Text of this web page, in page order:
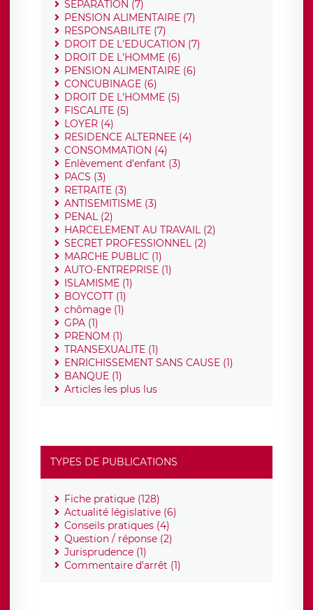
SEPARATION (7)
PENSION ALIMENTAIRE (7)
RESPONSABILITE (7)
DROIT DE L'EDUCATION (7)
DROIT DE L'HOMME (6)
PENSION ALIMENTAIRE (6)
CONCUBINAGE (6)
DROIT DE L'HOMME (5)
FISCALITE (5)
LOYER (4)
RESIDENCE ALTERNEE (4)
CONSOMMATION (4)
Enlèvement d'enfant (3)
PACS (3)
RETRAITE (3)
ANTISEMITISME (3)
PENAL (2)
HARCELEMENT AU TRAVAIL (2)
SECRET PROFESSIONNEL (2)
MARCHE PUBLIC (1)
AUTO-ENTREPRISE (1)
ISLAMISME (1)
BOYCOTT (1)
chômage (1)
GPA (1)
PRENOM (1)
TRANSEXUALITE (1)
ENRICHISSEMENT SANS CAUSE (1)
BANQUE (1)
Articles les plus lus
TYPES DE PUBLICATIONS
Fiche pratique (128)
Actualité législative (6)
Conseils pratiques (4)
Question / réponse (2)
Jurisprudence (1)
Commentaire d'arrêt (1)